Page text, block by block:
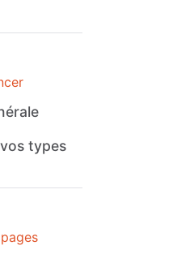
types